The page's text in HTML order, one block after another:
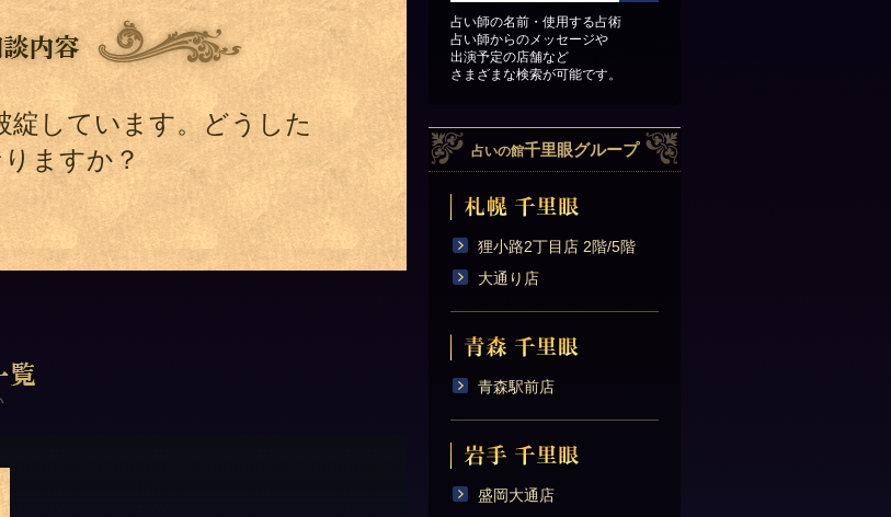
綻しています。どうした
ますか？
占い師の名前・使用する占術
占い師からのメッセージや
出演予定の店舗など
さまざまな検索が可能です。
占いの館千里眼グループ
狸小路2丁目店 2階/5階
大通り店
青森駅前店
盛岡大通店